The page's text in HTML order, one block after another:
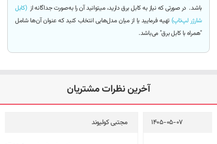
باشد. در صورتی که نیاز به کابل برق دارید، میتوانید آن را به‌صورت جداگانه از (کابل
شارژر لپ‌تاپ) تهیه فرمایید یا از میان مدل‌هایی انتخاب کنید که عنوان آن‌ها شامل
"همراه با کابل برق"می‌باشد.
آخرین نظرات مشتریان
مجتبی کولیوند